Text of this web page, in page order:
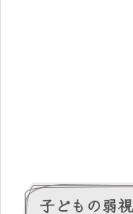
子どもの弱